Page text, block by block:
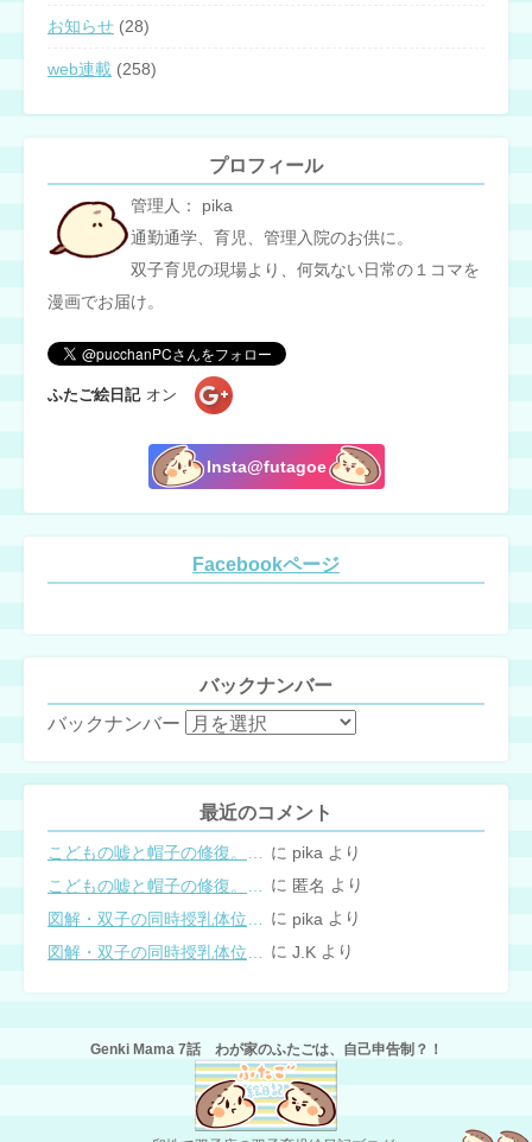
お知らせ (28)
web連載 (258)
プロフィール
管理人： pika
通勤通学、育児、管理入院のお供に。
双子育児の現場より、何気ない日常の１コマを
漫画でお届け。
ふたご絵日記 オン
Insta@futagoe
Facebookページ
バックナンバー
バックナンバー
最近のコメント
こどもの嘘と帽子の修復。キャップのツバが破れた時の直し方 に pika より
に 匿名 より
に pika より
に J.K より
Genki Mama 7話 わが家のふたごは、自己申告制？！